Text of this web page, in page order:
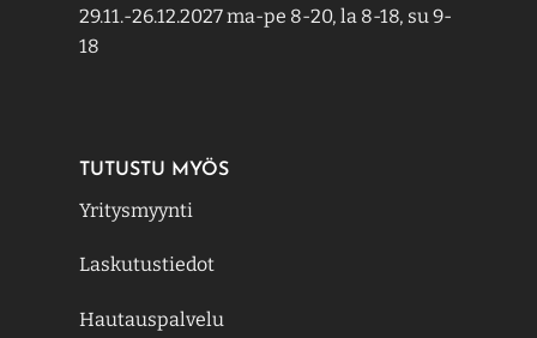
29.11.-26.12.2027 ma-pe 8-20, la 8-18, su 9-
18
TUTUSTU MYÖS
Yritysmyynti
Laskutustiedot
Hautauspalvelu